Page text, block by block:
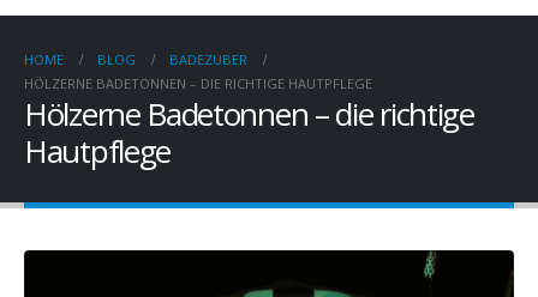
HOME BLOG
BADEZUBER
HÖLZERNE BADETONNEN – DIE RICHTIGE HAUTPFLEGE
Hölzerne Badetonnen – die richtige
Hautpflege